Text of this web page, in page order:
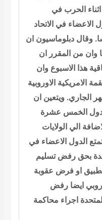
اسروا اثناء الحرب في
في الاتحاد
وقال دبلوماسيون ان
وان من المقرر ان
هذا الاسبوع وان
الامريكية الاوروبية
الجاري. ويتعين ان
الخمس عشرة
الي الولايات
الدول الاعضاء في
بحق رفض تسليم
او فرض عقوبة
ايضا رفض
اجراء محاكمة